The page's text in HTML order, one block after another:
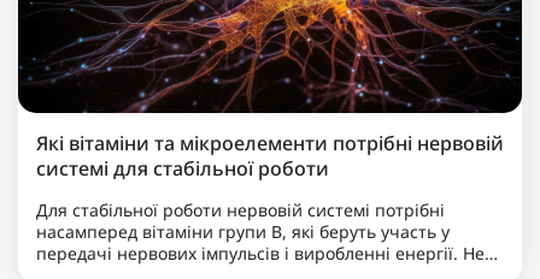
Які вітаміни та мікроелементи потрібні нервовій
системі для стабільної роботи
Для стабільної роботи нервовій системі потрібні
насамперед вітаміни групи B, які беруть участь у
передачі нервових імпульсів і виробленні енергії. Не